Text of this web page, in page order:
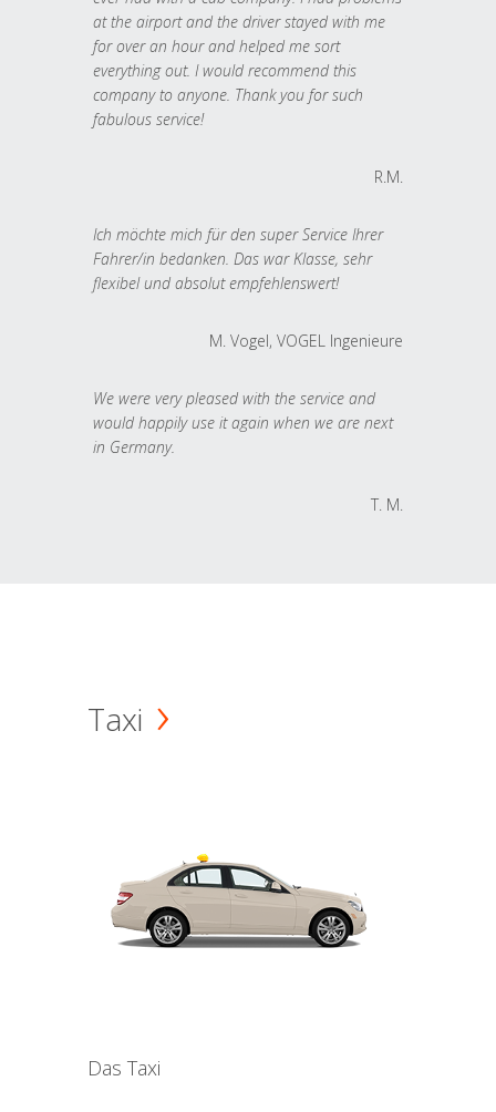
at the airport and the driver stayed with me
for over an hour and helped me sort
everything out. I would recommend this
company to anyone. Thank you for such
fabulous service!
R.M.
Ich möchte mich für den super Service Ihrer
Fahrer/in bedanken. Das war Klasse, sehr
flexibel und absolut empfehlenswert!
M. Vogel, VOGEL Ingenieure
We were very pleased with the service and
would happily use it again when we are next
in Germany.
T. M.
Taxi
Das Taxi